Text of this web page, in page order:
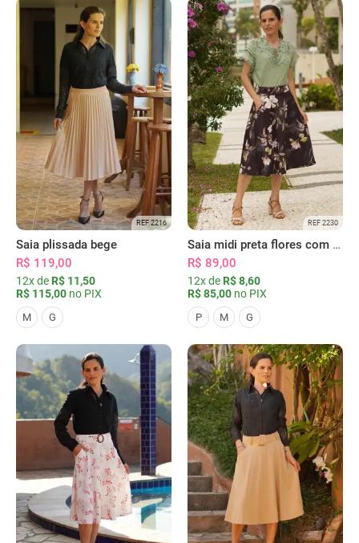
REF 2216
Saia plissada bege
R$ 119,00
12x de R$ 11,50
R$ 115,00 no PIX
M G
REF 2230
Saia midi preta flores com bolsos
R$ 89,00
12x de R$ 8,60
R$ 85,00 no PIX
P M G